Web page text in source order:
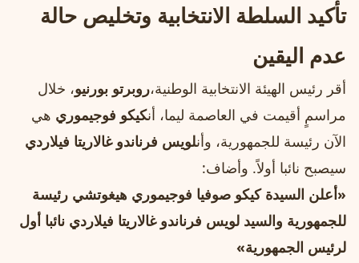
تأكيد السلطة الانتخابية وتخليص حالة
عدم اليقين
أقر رئيس الهيئة الانتخابية الوطنية،روبرتو بورنيو، خلال
مراسمٍ أقيمت في العاصمة ليما، أنكيكو فوجيموري هي
الآن رئيسة للجمهورية، وأنلويس فرناندو غالاريتا فيلاردي
سيصبح نائبا أولاً. وأضاف:
«أعلن السيدة كيكو صوفيا فوجيموري هيغوتشي رئيسة
للجمهورية والسيد لويس فرناندو غالاريتا فيلاردي نائبا أول
لرئيس الجمهورية»